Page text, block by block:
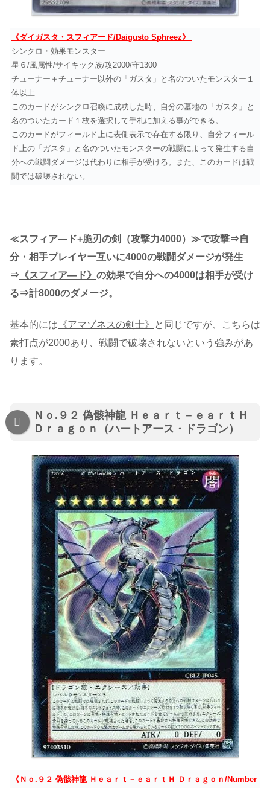
《ダイガスタ・スフィアード/Daigusto Sphreez》
シンクロ・効果モンスター
星６/風属性/サイキック族/攻2000/守1300
チューナー＋チューナー以外の「ガスタ」と名のついたモンスター１
体以上
このカードがシンクロ召喚に成功した時、自分の墓地の「ガスタ」と
名のついたカード１枚を選択して手札に加える事ができる。
このカードがフィールド上に表側表示で存在する限り、自分フィール
ド上の「ガスタ」と名のついたモンスターの戦闘によって発生する自
分への戦闘ダメージは代わりに相手が受ける。また、このカードは戦
闘では破壊されない。
≪スフィア―ド+脆刃の剣（攻撃力4000）≫で攻撃⇒自
分・相手プレイヤー互いに4000の戦闘ダメージが発生
⇒ 《スフィア―ド》 の効果で自分への4000は相手が受け
る⇒計8000のダメージ。
基本的には 《アマゾネスの剣士》
と同じですが、こちらは
素打点が2000あり、戦闘で破壊されないという強みがあ
ります。
Ｎｏ.９２ 偽骸神龍 Ｈｅａｒｔ－ｅａｒｔＨ
Ｄｒａｇｏｎ（ハートアース・ドラゴン）
《Ｎｏ.９２ 偽骸神龍 Ｈｅａｒｔ－ｅａｒｔＨ Ｄｒａｇｏｎ/Number